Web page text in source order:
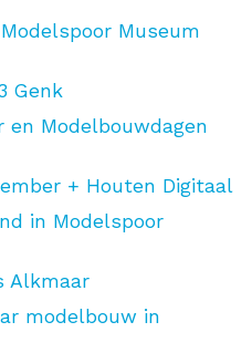
Museum
Genk
en Modelbouwdagen
+ Houten Digitaal
in Modelspoor
Alkmaar
modelbouw in